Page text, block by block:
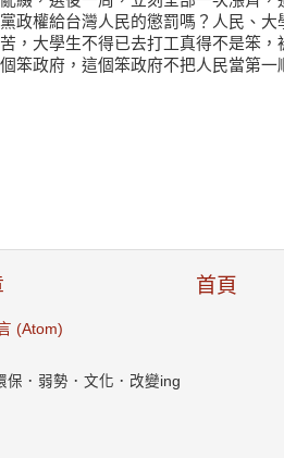
政權給台灣人民的懲罰嗎？人民、
，大學生不得已去打工真得不是笨
笨政府，這個笨政府不把人民當第
首頁
(Atom)
保．弱勢．文化．改變ing